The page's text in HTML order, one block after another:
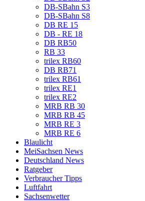
DB-SBahn S3
DB-SBahn S8
DB RE 15
DB - RE 18
DB RB50
RB 33
trilex RB60
DB RB71
trilex RB61
trilex RE1
trilex RE2
MRB RB 30
MRB RB 45
MRB RE 3
MRB RE 6
Blaulicht
MeiSachsen News
Deutschland News
Ratgeber
Verbraucher Tipps
Luftfahrt
Sachsenwetter